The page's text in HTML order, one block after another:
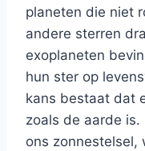
planeten die niet
andere sterren
exoplaneten
hun ster op
kans bestaat dat
zoals de aarde
ons